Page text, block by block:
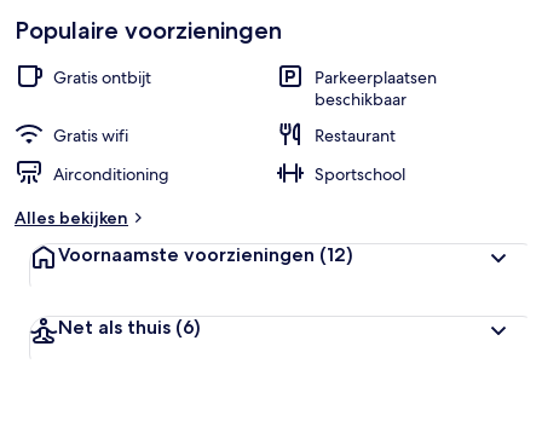
Populaire voorzieningen
Gratis ontbijt
Parkeerplaatsen
beschikbaar
Gratis wifi
Restaurant
Airconditioning
Sportschool
Alles bekijken
Voornaamste voorzieningen (12)
Net als thuis (6)